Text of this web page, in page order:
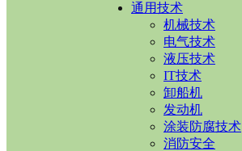
通用技术
机械技术
电气技术
液压技术
IT技术
卸船机
发动机
涂装防腐技术
消防安全